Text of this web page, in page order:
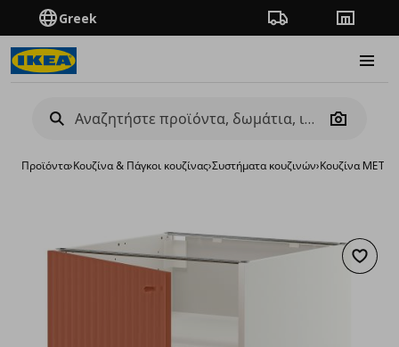
Greek Πορεία παραγγελίας
Camera
Προϊόντα›Κουζίνα & Πάγκοι κουζίνας›Συστήματα κουζινών›Κουζίνα